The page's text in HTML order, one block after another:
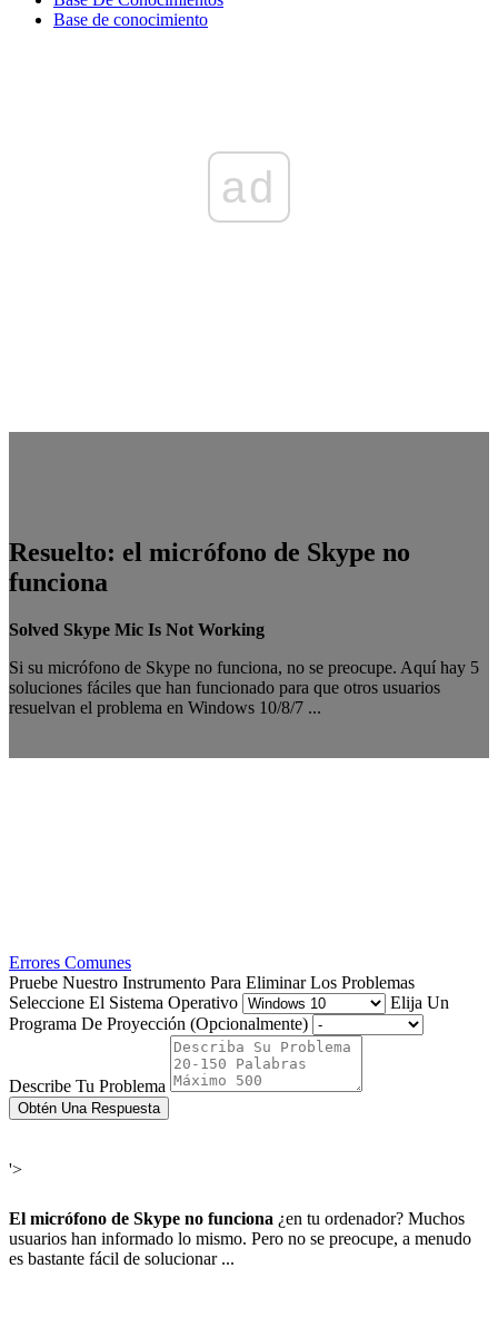
Base de conocimiento
ad
Resuelto: el micrófono de Skype no
funciona
Solved Skype Mic Is Not Working
Si su micrófono de Skype no funciona, no se preocupe. Aquí hay 5
soluciones fáciles que han funcionado para que otros usuarios
resuelvan el problema en Windows 10/8/7 ...
Errores Comunes
Pruebe Nuestro Instrumento Para Eliminar Los Problemas
Seleccione El Sistema Operativo
Elija Un
Programa De Proyección (Opcionalmente)
Describe Tu Problema
Obtén Una Respuesta
'>
El micrófono de Skype no funciona ¿en tu ordenador? Muchos
usuarios han informado lo mismo. Pero no se preocupe, a menudo
es bastante fácil de solucionar ...